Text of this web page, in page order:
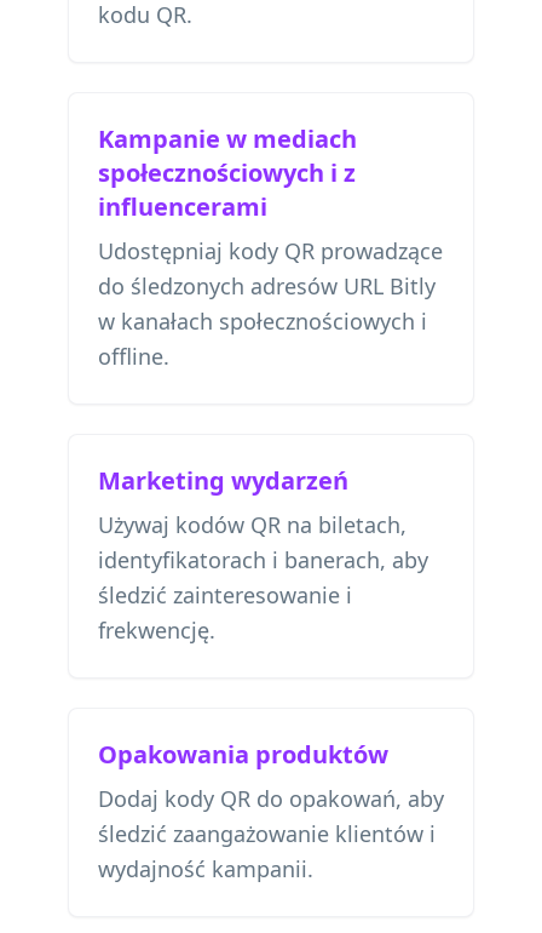
kodu QR.
Kampanie w mediach
społecznościowych i z
influencerami
Udostępniaj kody QR prowadzące
do śledzonych adresów URL Bitly
w kanałach społecznościowych i
offline.
Marketing wydarzeń
Używaj kodów QR na biletach,
identyfikatorach i banerach, aby
śledzić zainteresowanie i
frekwencję.
Opakowania produktów
Dodaj kody QR do opakowań, aby
śledzić zaangażowanie klientów i
wydajność kampanii.